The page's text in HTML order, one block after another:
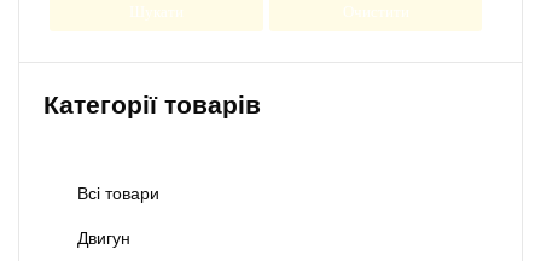
Шукати Очистити
Категорії товарів
Всі товари
Двигун